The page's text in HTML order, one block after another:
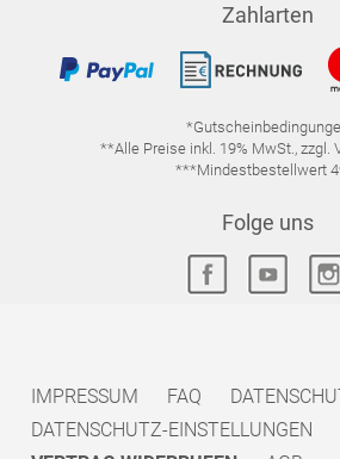
Zahlarten
**Alle Preise inkl. 19% MwSt., zzgl.
***Mindestbestellwert
Folge uns
IMPRESSUM FAQ
DATENSCHUTZ-EINSTELLUNGEN